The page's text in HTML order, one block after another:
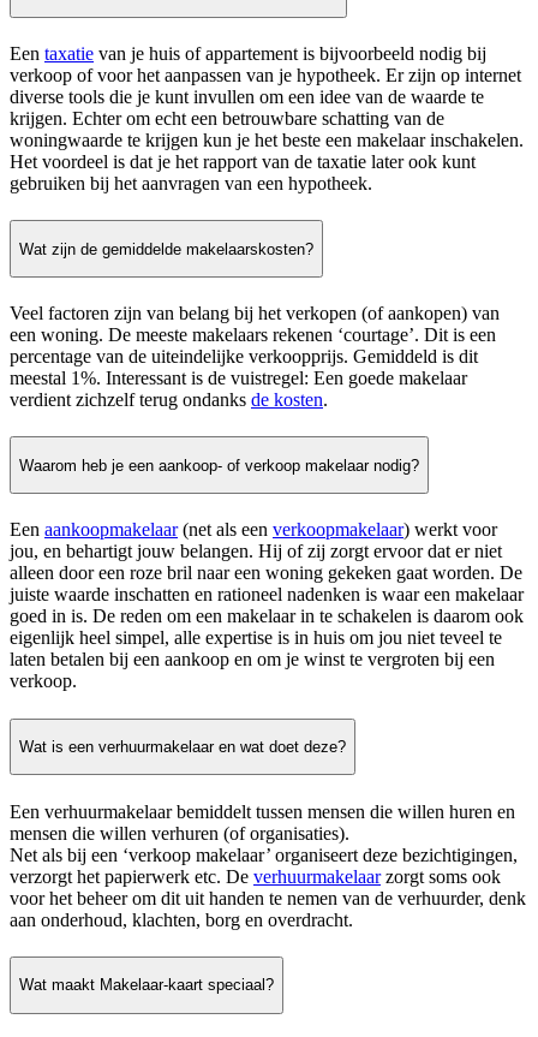
Een taxatie van je huis of appartement is bijvoorbeeld nodig bij
verkoop of voor het aanpassen van je hypotheek. Er zijn op internet
diverse tools die je kunt invullen om een idee van de waarde te
krijgen. Echter om echt een betrouwbare schatting van de
woningwaarde te krijgen kun je het beste een makelaar inschakelen.
Het voordeel is dat je het rapport van de taxatie later ook kunt
gebruiken bij het aanvragen van een hypotheek.
Wat zijn de gemiddelde makelaarskosten?
Veel factoren zijn van belang bij het verkopen (of aankopen) van
een woning. De meeste makelaars rekenen ‘courtage’. Dit is een
percentage van de uiteindelijke verkoopprijs. Gemiddeld is dit
meestal 1%. Interessant is de vuistregel: Een goede makelaar
verdient zichzelf terug ondanks de kosten.
Waarom heb je een aankoop- of verkoop makelaar nodig?
Een aankoopmakelaar(net als een verkoopmakelaar) werkt voor
jou, en behartigt jouw belangen. Hij of zij zorgt ervoor dat er niet
alleen door een roze bril naar een woning gekeken gaat worden. De
juiste waarde inschatten en rationeel nadenken is waar een makelaar
goed in is. De reden om een makelaar in te schakelen is daarom ook
eigenlijk heel simpel, alle expertise is in huis om jou niet teveel te
laten betalen bij een aankoop en om je winst te vergroten bij een
verkoop.
Wat is een verhuurmakelaar en wat doet deze?
Een verhuurmakelaar bemiddelt tussen mensen die willen huren en
mensen die willen verhuren (of organisaties).
Net als bij een ‘verkoop makelaar’ organiseert deze bezichtigingen,
verzorgt het papierwerk etc. De verhuurmakelaarzorgt soms ook
voor het beheer om dit uit handen te nemen van de verhuurder, denk
aan onderhoud, klachten, borg en overdracht.
Wat maakt Makelaar-kaart speciaal?